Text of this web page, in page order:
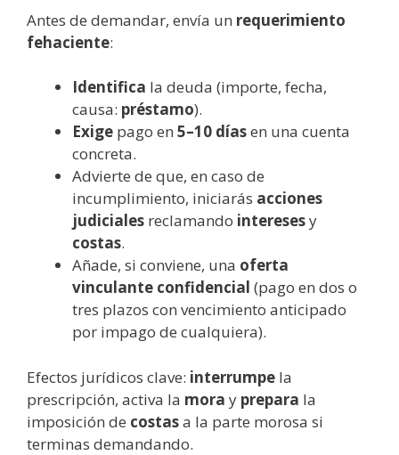
Antes de demandar, envía un requerimiento
fehaciente:
Identifica la deuda (importe, fecha,
causa: préstamo).
Exige pago en 5–10 díasen una cuenta
concreta.
Advierte de que, en caso de
incumplimiento, iniciarás acciones
judiciales reclamando interesesy
costas.
Añade, si conviene, una oferta
vinculante confidencial (pago en dos o
tres plazos con vencimiento anticipado
por impago de cualquiera).
Efectos jurídicos clave: interrumpe la
prescripción, activa la mora y prepara la
imposición de costasa la parte morosa si
terminas demandando.